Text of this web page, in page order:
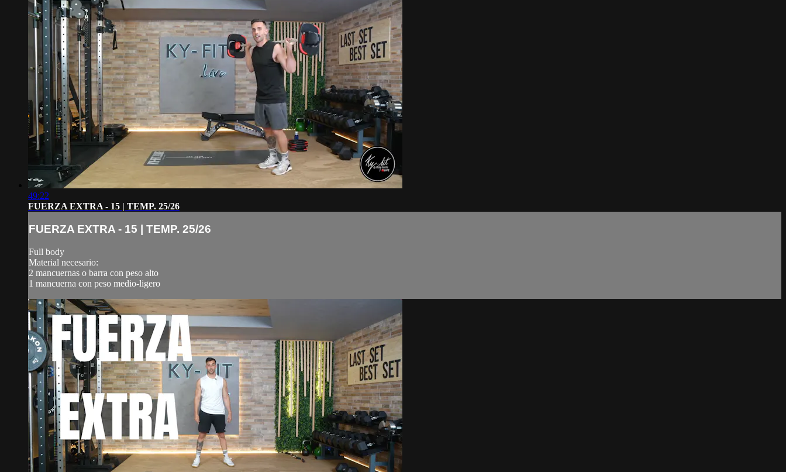
49:22
FUERZA EXTRA - 15 | TEMP. 25/26
FUERZA EXTRA - 15 | TEMP. 25/26
Full body
Material necesario:
2 mancuernas o barra con peso alto
1 mancuerna con peso medio-ligero